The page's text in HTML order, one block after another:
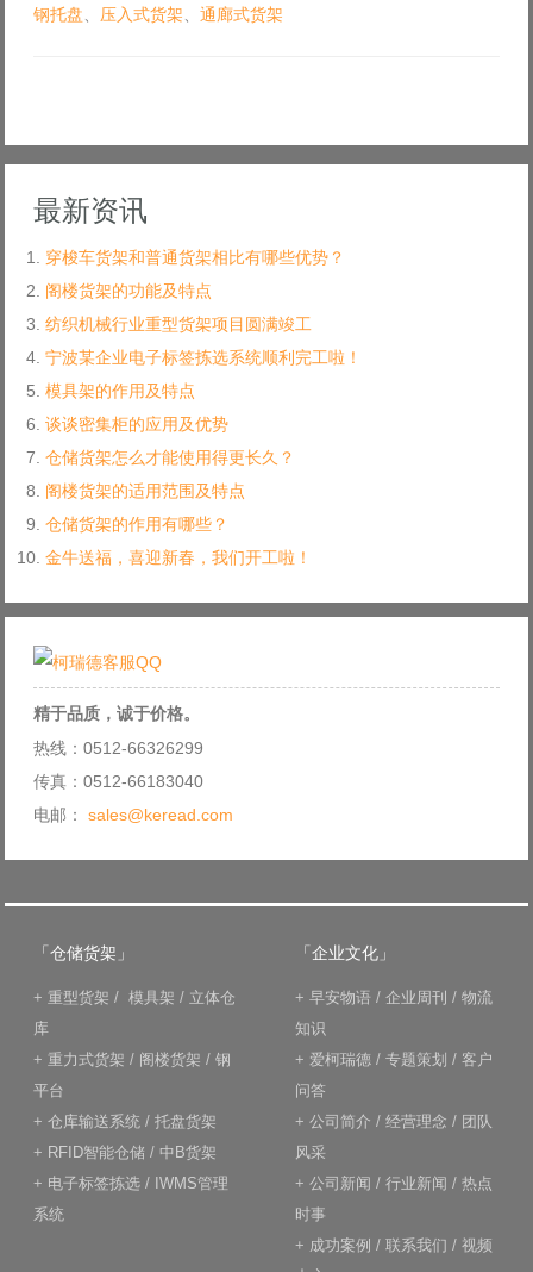
钢托盘
压入式货架 通廊式货架
最新资讯
穿梭车货架和普通货架相比有哪些优势？
阁楼货架的功能及特点
纺织机械行业重型货架项目圆满竣工
宁波某企业电子标签拣选系统顺利完工啦！
模具架的作用及特点
谈谈密集柜的应用及优势
仓储货架怎么才能使用得更长久？
阁楼货架的适用范围及特点
仓储货架的作用有哪些？
金牛送福，喜迎新春，我们开工啦！
精于品质，诚于价格。
热线：0512-66326299
传真：0512-66183040
电邮： sales@keread.com
「仓储货架」
+ 重型货架 / 模具架 / 立体仓
库
+ 重力式货架 / 阁楼货架 / 钢
平台
+ 仓库输送系统 / 托盘货架
+ RFID智能仓储 / 中B货架
+ 电子标签拣选 / IWMS管理
系统
「企业文化」
+ 早安物语 / 企业周刊 / 物流
知识
+ 爱柯瑞德 / 专题策划 / 客户
问答
+ 公司简介 / 经营理念 / 团队
风采
+ 公司新闻 / 行业新闻 / 热点
时事
+ 成功案例 / 联系我们 / 视频